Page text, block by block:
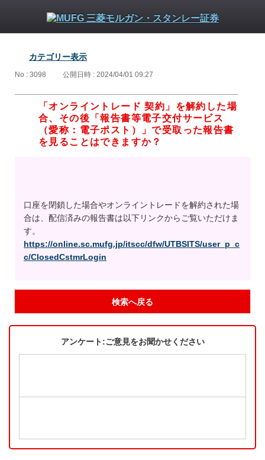
カテゴリー表示
No : 3098 公開日時 : 2024/04/01 09:27
「オンライントレード 契約」を解約した場
合、その後「報告書等電子交付サービス
（愛称：電子ポスト）」で受取った報告書
を見ることはできますか？
口座を閉鎖した場合やオンライントレードを解約された場
合は、配信済みの報告書は以下リンクからご覧いただけま
す。
https://online.sc.mufg.jp/itscc/dfw/UTBSITS/user_p_c
c/ClosedCstmrLogin
検索へ戻る
アンケート:ご意見をお聞かせください